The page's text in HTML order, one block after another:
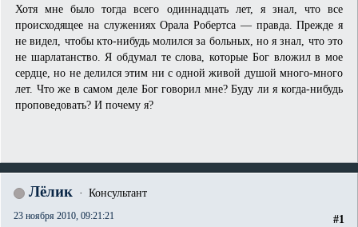
Хотя мне было тогда всего одиннадцать лет, я знал, что все
происходящее на служениях Орала Робертса — правда. Прежде я
не видел, чтобы кто-нибудь молился за больных, но я знал, что это
не шарлатанство. Я обдумал те слова, которые Бог вложил в мое
сердце, но не делился этим ни с одной живой душой много-много
лет. Что же в самом деле Бог говорил мне? Буду ли я когда-нибудь
проповедовать? И почему я?
Лёлик Консультант
#1
23 ноября 2010, 09:21:21